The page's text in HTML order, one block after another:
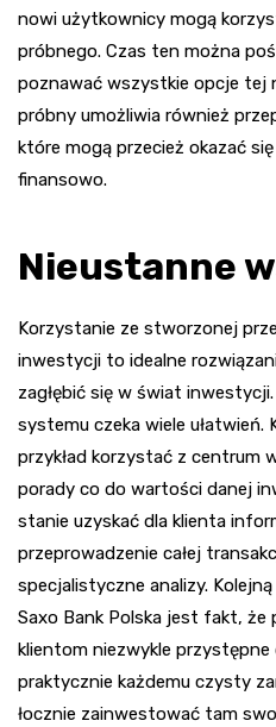
nowi użytkownicy mogą
próbnego. Czas ten można
poznawać wszystkie opcje tej
próbny umożliwia również
które mogą przecież okazać
finansowo.
Nieustanne
Korzystanie ze stworzonej
inwestycji to idealne
zagłębić się w świat
systemu czeka wiele ułatwień.
przykład korzystać z centrum
porady co do wartości danej
stanie uzyskać dla klienta
przeprowadzenie całej
specjalistyczne analizy.
Saxo Bank Polska jest fakt, że
klientom niezwykle
praktycznie każdemu czysty
łocznie zainwestować tam